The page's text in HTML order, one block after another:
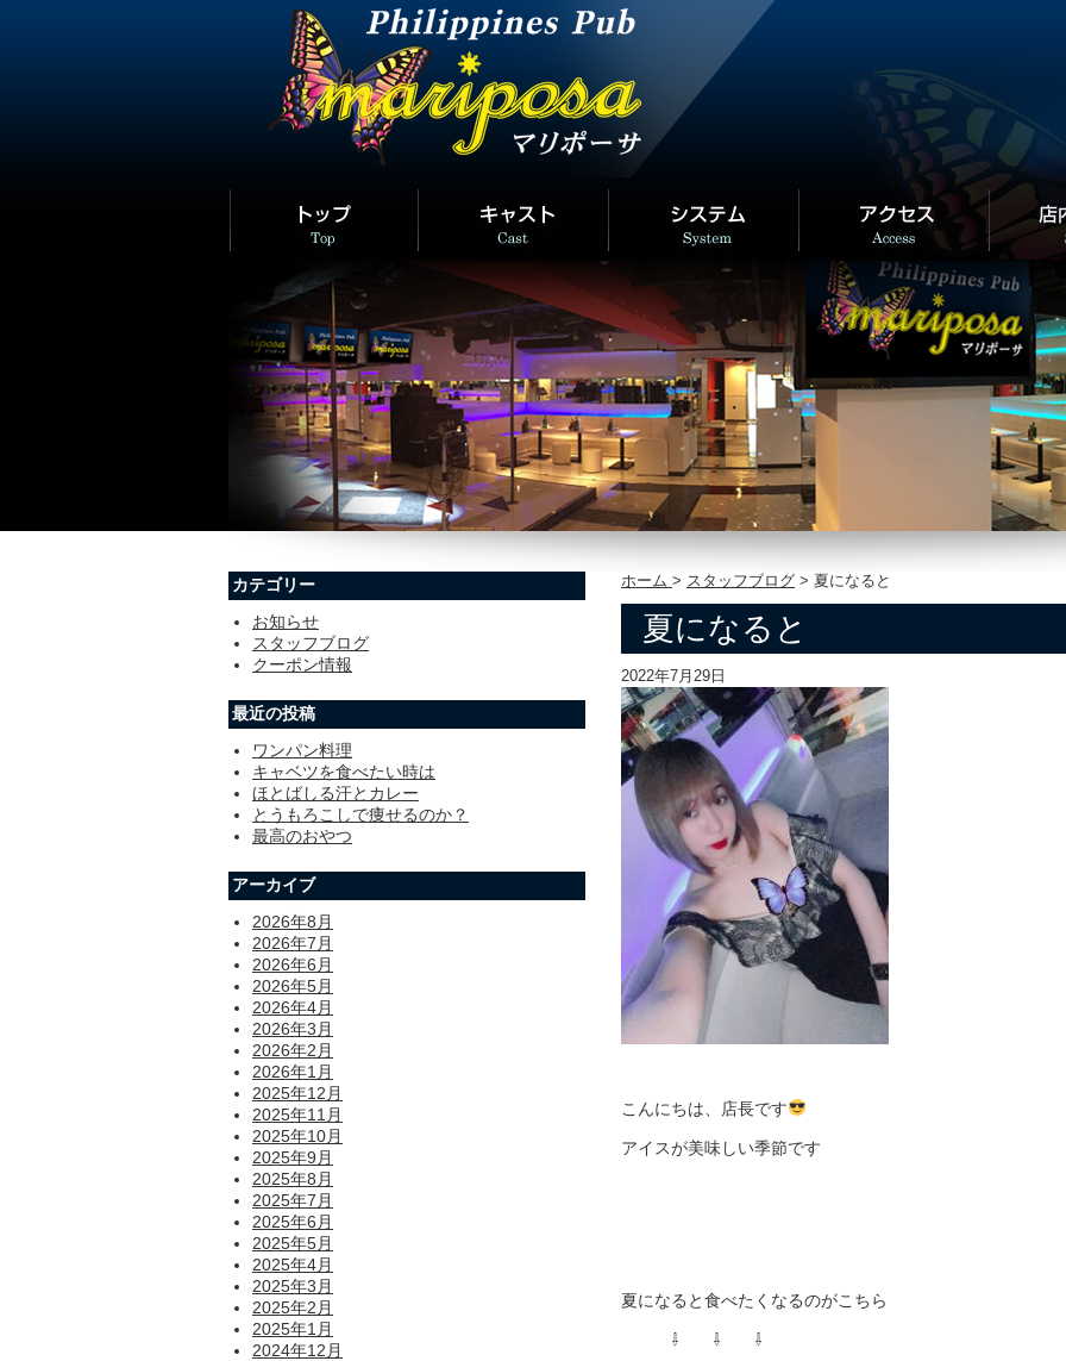
ホーム > スタッフブログ > 夏になると
夏になると
2022年7月29日
こんにちは、店長です
アイスが美味しい季節です
夏になると食べたくなるのがこちら
⇩ ⇩ ⇩
カテゴリー
お知らせ
スタッフブログ
クーポン情報
最近の投稿
ワンパン料理
キャベツを食べたい時は
ほとばしる汗とカレー
とうもろこしで痩せるのか？
最高のおやつ
アーカイブ
2026年8月
2026年7月
2026年6月
2026年5月
2026年4月
2026年3月
2026年2月
2026年1月
2025年12月
2025年11月
2025年10月
2025年9月
2025年8月
2025年7月
2025年6月
2025年5月
2025年4月
2025年3月
2025年2月
2025年1月
2024年12月